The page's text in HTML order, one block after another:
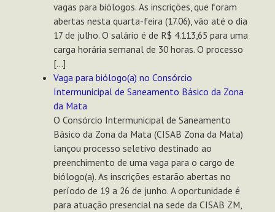
vagas para biólogos. As inscrições, que foram
abertas nesta quarta-feira (17.06), vão até o dia
17 de julho. O salário é de R$ 4.113,65 para uma
carga horária semanal de 30 horas. O processo
[…]
Vaga para biólogo(a) no Consórcio
Intermunicipal de Saneamento Básico da Zona
da Mata
O Consórcio Intermunicipal de Saneamento
Básico da Zona da Mata (CISAB Zona da Mata)
lançou processo seletivo destinado ao
preenchimento de uma vaga para o cargo de
biólogo(a). As inscrições estarão abertas no
período de 19 a 26 de junho. A oportunidade é
para atuação presencial na sede da CISAB ZM,